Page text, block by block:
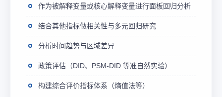
作为被解释变量或核心解释变量进行面板回归分析
结合其他指标做相关性与多元回归研究
分析时间趋势与区域差异
政策评估（DID、PSM-DID 等准自然实验）
构建综合评价指标体系（熵值法等）